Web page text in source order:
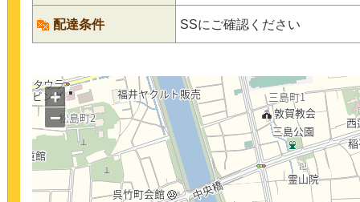
配達条件 SSにご確認ください
+
−